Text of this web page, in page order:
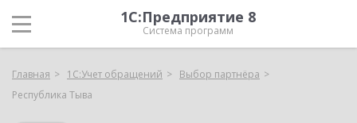
1С:Предприятие 8
Система программ
Главная 1С:Учет обращений
Выбор партнёра
Республика Тыва